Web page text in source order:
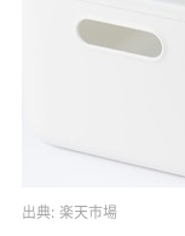
出典: 楽天市場